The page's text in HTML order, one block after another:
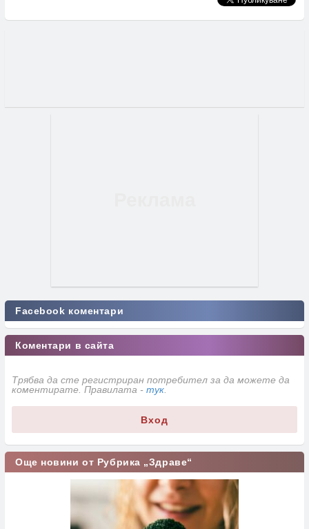
Facebook коментари
Коментари в сайта
Трябва да сте регистриран потребител за да можете да
коментирате. Правилата - тук
Вход
Още новини от Рубрика „Здраве“